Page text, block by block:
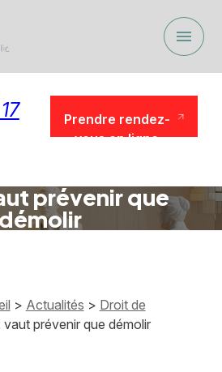
menu
Prendre rendez-
vous en ligne
prévenir que
démolir
> Actualités > Droit de
vaut prévenir que démolir